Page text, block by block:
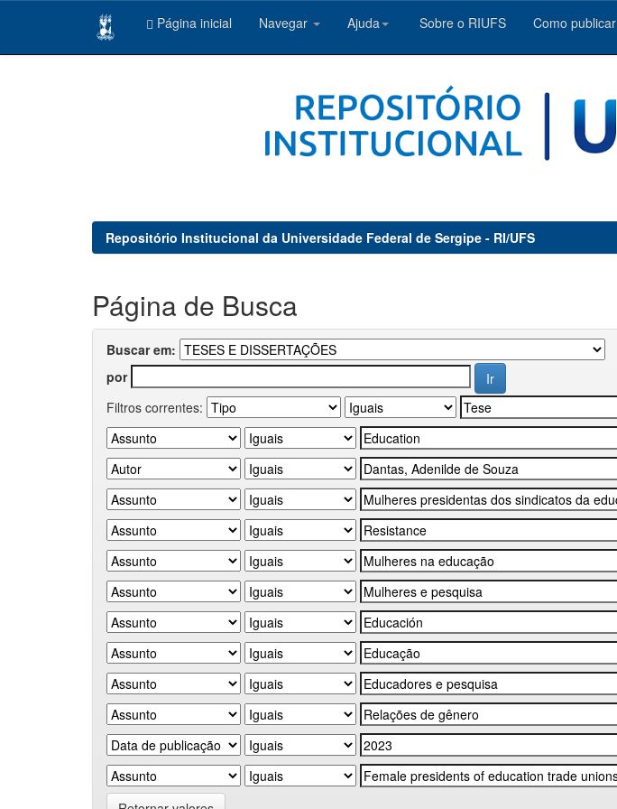
Página inicial Navegar Ajuda Sobre o RIUFS Como publicar
Repositório Institucional da Universidade Federal de Sergipe - RI/UFS
Página de Busca
Buscar em:
por
Filtros correntes: